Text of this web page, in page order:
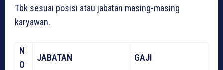
Tbk sesuai posisi atau jabatan masing-masing
karyawan.
N
O
JABATAN GAJI